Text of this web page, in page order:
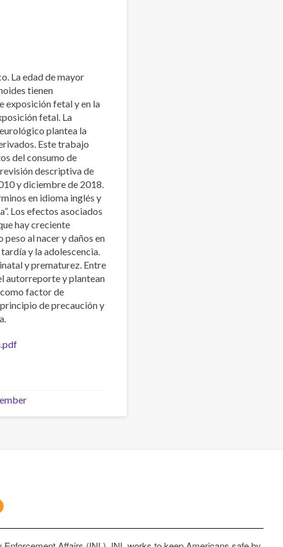
La edad de mayor
tienen
exposición fetal y en la
fetal. La
plantea la
Este trabajo
del consumo de
descriptiva de
y diciembre de 2018.
en idioma inglés y
Los efectos asociados
hay creciente
al nacer y daños en
y la adolescencia.
y prematurez. Entre
autorreporte y plantean
factor de
de precaución y